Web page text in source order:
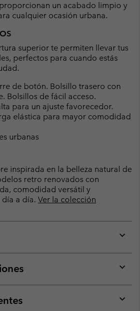
un acabado limpio y
cualquier ocasión urbana.
superior te permiten llevar tus
perfectos para cuando estás
de botón. Bolsillo trasero con
Bolsillos de fácil acceso.
para un ajuste favorecedor.
elástica para mayor comodidad
urbanas
inspirada en la belleza natural de
retro renovados con
comodidad versátil y
a día. Ver la colección
or
or